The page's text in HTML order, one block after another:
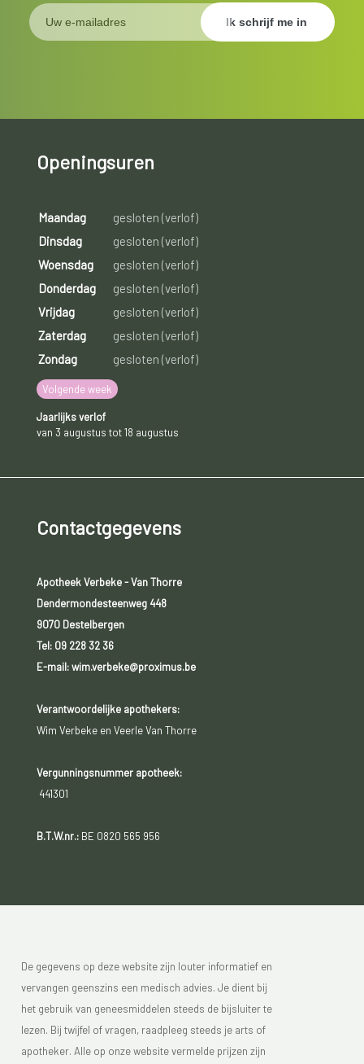
Openingsuren
Maandag
gesloten (verlof)
Dinsdag
gesloten (verlof)
Woensdag
gesloten (verlof)
Donderdag
gesloten (verlof)
Vrijdag
gesloten (verlof)
Zaterdag
gesloten (verlof)
Zondag
gesloten (verlof)
Volgende week
Jaarlijks verlof
van 3 augustus tot 18 augustus
Contactgegevens
Apotheek Verbeke - Van Thorre
Dendermondesteenweg 448
9070 Destelbergen
Tel: 09 228 32 36
E-mail: wim.verbeke@proximus.be
Verantwoordelijke apothekers:
Wim Verbeke en Veerle Van Thorre
Vergunningsnummer apotheek:
441301
B.T.W.nr.:BE 0820 565 956
De gegevens op deze website zijn louter informatief en
vervangen geenszins een medisch advies. Je dient bij
het gebruik van geneesmiddelen steeds de bijsluiter te
lezen. Bij twijfel of vragen, raadpleeg steeds je arts of
apotheker. Alle op onze website vermelde prijzen zijn